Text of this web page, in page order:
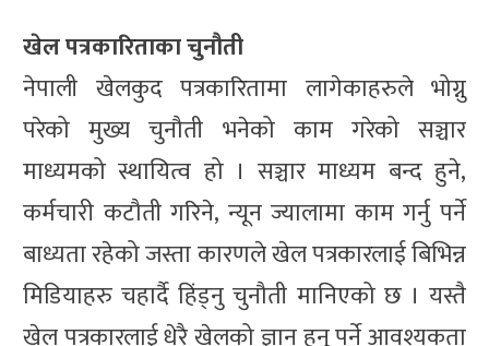
खेल पत्रकारिताका चुनौती
नेपाली खेलकुद पत्रकारितामा लागेकाहरुले भोग्नु
परेको मुख्य चुनौती भनेको काम गरेको सञ्चार
माध्यमको स्थायित्व हो । सञ्चार माध्यम बन्द हुने,
कर्मचारी कटौती गरिने, न्यून ज्यालामा काम गर्नु पर्ने
बाध्यता रहेको जस्ता कारणले खेल पत्रकारलाई बिभिन्न
मिडियाहरु चहार्दै हिंड्नु चुनौती मानिएको छ । यस्तै
खेल पत्रकारलाई धेरै खेलको ज्ञान हुनु पर्ने आवश्यकता